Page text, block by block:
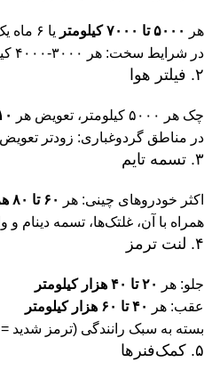
هر ۵۰۰۰ تا ۷۰۰۰ کیلومتر
یا ۶ ماه یک‌بار (حتی اگر کیلومتر کم باشد).
در شرایط سخت: هر ۳۰۰۰-۴۰۰۰ کیلومتر.
۲. فیلتر هوا
چک هر ۵۰۰۰ کیلومتر، تعویض هر ۱۰ تا ۱۵ هزار
در مناطق گردوغباری: زودتر تعویض
۳. تسمه تایم
اکثر خودروهای چینی: هر ۶۰ تا ۸۰ هزار کیلومتر
همراه با آن، غلتک‌ها، تسمه دینام
۴. لنت ترمز
جلو: هر
۲۰ تا ۴۰ هزار کیلومتر
عقب: هر
۴۰ تا ۶۰ هزار کیلومتر
بسته به سبک رانندگی (ترمز شدید =
۵. کمک‌فنرها